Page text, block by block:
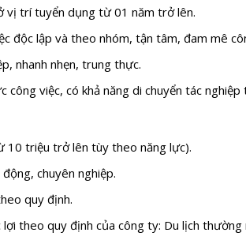
vị trí tuyển dụng từ 01 năm trở lên.
độc lập và theo nhóm, tận tâm, đam mê
nhanh nhẹn, trung thực.
việc, có khả năng di chuyển tác
10 triệu trở lên tùy theo năng lực).
chuyên nghiệp.
quy định.
theo quy định của công ty: Du lịch